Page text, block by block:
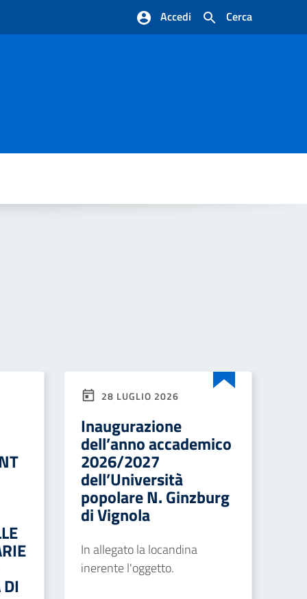
Cerca
Accedi
28 LUGLIO 2026
Inaugurazione
dell’anno accademico
2026/2027
dell’Università
popolare N. Ginzburg
di Vignola
In allegato la locandina
inerente l'oggetto.